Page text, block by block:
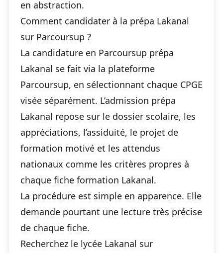
en abstraction.
Comment candidater à la prépa Lakanal
sur Parcoursup ?
La candidature en Parcoursup prépa
Lakanal se fait via la plateforme
Parcoursup, en sélectionnant chaque CPGE
visée séparément. L’admission prépa
Lakanal repose sur le dossier scolaire, les
appréciations, l’assiduité, le projet de
formation motivé et les attendus
nationaux comme les critères propres à
chaque fiche formation Lakanal.
La procédure est simple en apparence. Elle
demande pourtant une lecture très précise
de chaque fiche.
Recherchez le lycée Lakanal sur